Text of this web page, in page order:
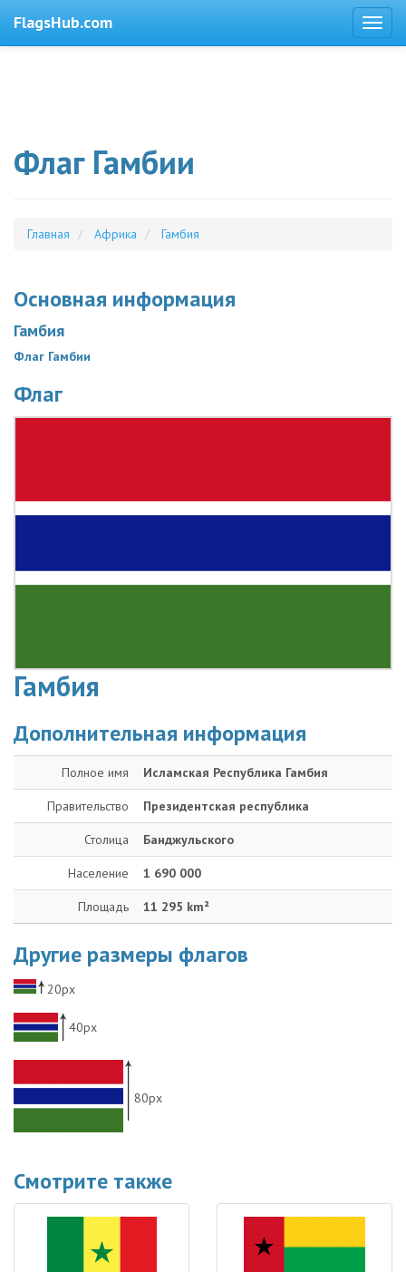
FlagsHub.com
Флаг Гамбии
Главная Африка Гамбия
Основная информация
Гамбия
Флаг Гамбии
Флаг
Гамбия
Дополнительная информация
Полное имя Исламская Республика Гамбия
Правительство Президентская республика
Столица Банджульского
Население 1 690 000
Площадь 11 295 km²
Другие размеры флагов
20px
40px
80px
Смотрите также